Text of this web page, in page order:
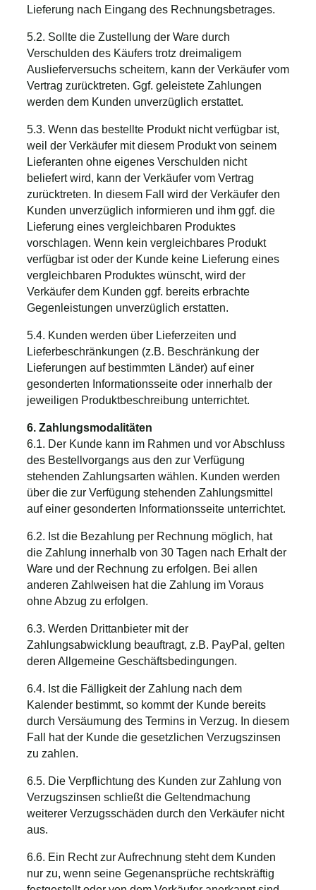
Lieferung nach Eingang des Rechnungsbetrages.
5.2. Sollte die Zustellung der Ware durch
Verschulden des Käufers trotz dreimaligem
Auslieferversuchs scheitern, kann der Verkäufer vom
Vertrag zurücktreten. Ggf. geleistete Zahlungen
werden dem Kunden unverzüglich erstattet.
5.3. Wenn das bestellte Produkt nicht verfügbar ist,
weil der Verkäufer mit diesem Produkt von seinem
Lieferanten ohne eigenes Verschulden nicht
beliefert wird, kann der Verkäufer vom Vertrag
zurücktreten. In diesem Fall wird der Verkäufer den
Kunden unverzüglich informieren und ihm ggf. die
Lieferung eines vergleichbaren Produktes
vorschlagen. Wenn kein vergleichbares Produkt
verfügbar ist oder der Kunde keine Lieferung eines
vergleichbaren Produktes wünscht, wird der
Verkäufer dem Kunden ggf. bereits erbrachte
Gegenleistungen unverzüglich erstatten.
5.4. Kunden werden über Lieferzeiten und
Lieferbeschränkungen (z.B. Beschränkung der
Lieferungen auf bestimmten Länder) auf einer
gesonderten Informationsseite oder innerhalb der
jeweiligen Produktbeschreibung unterrichtet.
6. Zahlungsmodalitäten
6.1. Der Kunde kann im Rahmen und vor Abschluss
des Bestellvorgangs aus den zur Verfügung
stehenden Zahlungsarten wählen. Kunden werden
über die zur Verfügung stehenden Zahlungsmittel
auf einer gesonderten Informationsseite unterrichtet.
6.2. Ist die Bezahlung per Rechnung möglich, hat
die Zahlung innerhalb von 30 Tagen nach Erhalt der
Ware und der Rechnung zu erfolgen. Bei allen
anderen Zahlweisen hat die Zahlung im Voraus
ohne Abzug zu erfolgen.
6.3. Werden Drittanbieter mit der
Zahlungsabwicklung beauftragt, z.B. PayPal, gelten
deren Allgemeine Geschäftsbedingungen.
6.4. Ist die Fälligkeit der Zahlung nach dem
Kalender bestimmt, so kommt der Kunde bereits
durch Versäumung des Termins in Verzug. In diesem
Fall hat der Kunde die gesetzlichen Verzugszinsen
zu zahlen.
6.5. Die Verpflichtung des Kunden zur Zahlung von
Verzugszinsen schließt die Geltendmachung
weiterer Verzugsschäden durch den Verkäufer nicht
aus.
6.6. Ein Recht zur Aufrechnung steht dem Kunden
nur zu, wenn seine Gegenansprüche rechtskräftig